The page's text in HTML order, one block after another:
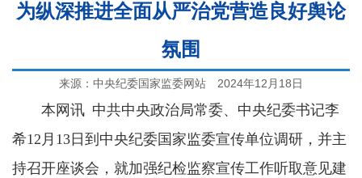
为纵深推进全面从严治党营造良好舆论
氛围
来源：中央纪委国家监委网站 2024年12月18日
本网讯 中共中央政治局常委、中央纪委书记李
希12月13日到中央纪委国家监委宣传单位调研，并主
持召开座谈会，就加强纪检监察宣传工作听取意见建